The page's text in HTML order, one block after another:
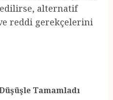
alternatif
reddi gerekçelerini
Tamamladı